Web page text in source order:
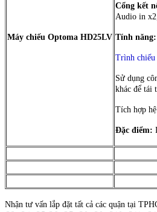
Máy chiếu Optoma HD25LV
Cổng kết
Audio in
Tính năng:
Trình
Sử dụng
khác để tái
Tích hợp
Đặc điểm:
Nhận tư vấn lắp đặt tất cả các quận tại